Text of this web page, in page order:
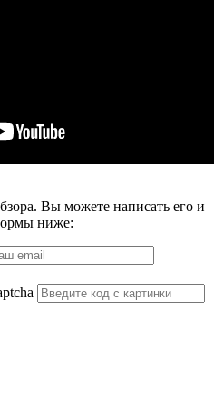
Вы можете написать его и
ниже: